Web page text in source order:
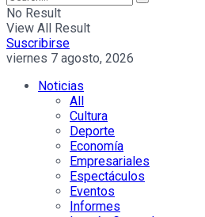
No Result
View All Result
Suscribirse
viernes 7 agosto, 2026
Noticias
All
Cultura
Deporte
Economía
Empresariales
Espectáculos
Eventos
Informes